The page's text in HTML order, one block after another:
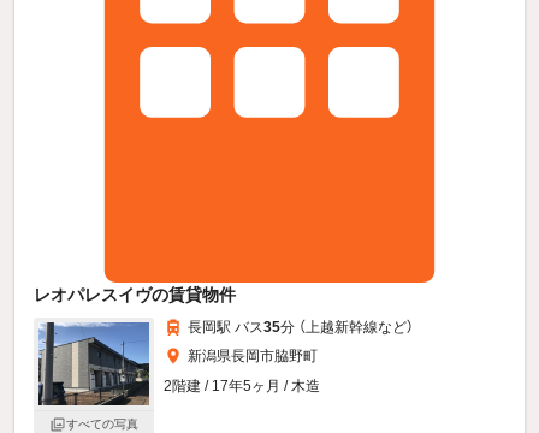
レオパレスイヴの賃貸物件
すべての写真
長岡駅 バス35分 （上越新幹線など）
新潟県長岡市脇野町
2階建 / 17年5ヶ月 / 木造